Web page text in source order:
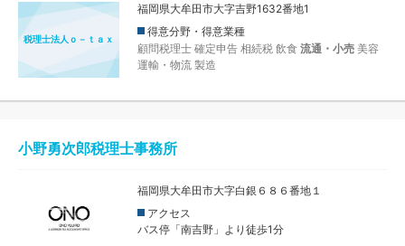
税理士法人ｏ－ｔａｘ
福岡県大牟田市大字吉野1632番地1
得意分野・得意業種
顧問税理士 確定申告 相続税 飲食 流通・小売 美容
運輸・物流 製造
小野勇次郎税理士事務所
福岡県大牟田市大字白銀６８６番地１
アクセス
バス停「南吉野」より徒歩1分